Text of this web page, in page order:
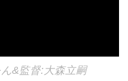
&監督:大森立嗣